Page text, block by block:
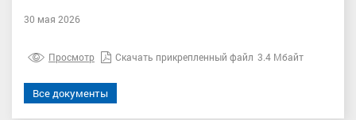
30 мая 2026
Просмотр Скачать прикрепленный файл 3.4 Мбайт
Все документы